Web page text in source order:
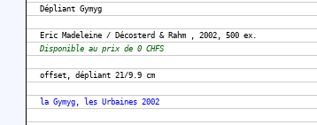
Dépliant Gymyg
Eric Madeleine / Décosterd & Rahm , 2002, 500 ex.
Disponible au prix de 0 CHFS
offset, dépliant 21/9.9 cm
la Gymyg, les Urbaines 2002